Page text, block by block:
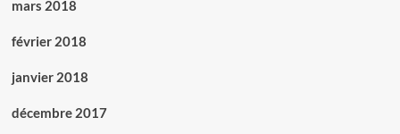
mars 2018
février 2018
janvier 2018
décembre 2017